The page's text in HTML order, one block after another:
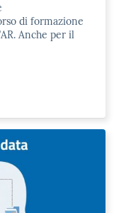
di formazione
Anche per il